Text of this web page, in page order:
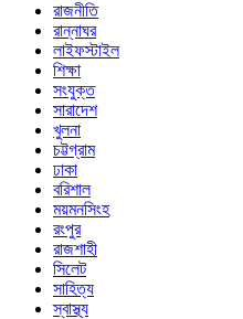
রাজনীতি
রান্নাঘর
লাইফস্টাইল
শিক্ষা
সংযুক্ত
সারাদেশ
খুলনা
চট্টগ্রাম
ঢাকা
বরিশাল
ময়মনসিংহ
রংপুর
রাজশাহী
সিলেট
সাহিত্য
স্বাস্থ্য